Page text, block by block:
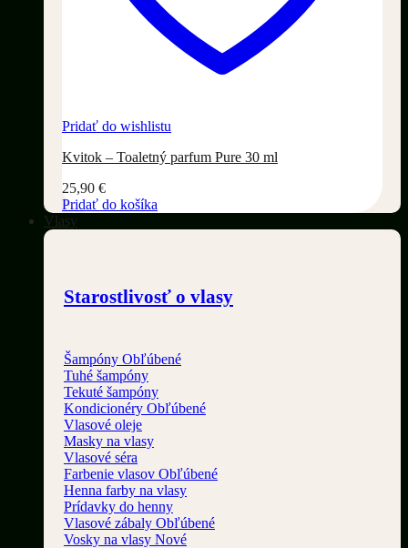
Pridať do wishlistu
Kvitok – Toaletný parfum Pure 30 ml
25,90 €
Pridať do košíka
Vlasy
Starostlivosť o vlasy
Šampóny
Tuhé šampóny
Tekuté šampóny
Kondicionéry
Vlasové oleje
Masky na vlasy
Vlasové séra
Farbenie vlasov
Henna farby na vlasy
Prídavky do henny
Vlasové zábaly
Vosky na vlasy